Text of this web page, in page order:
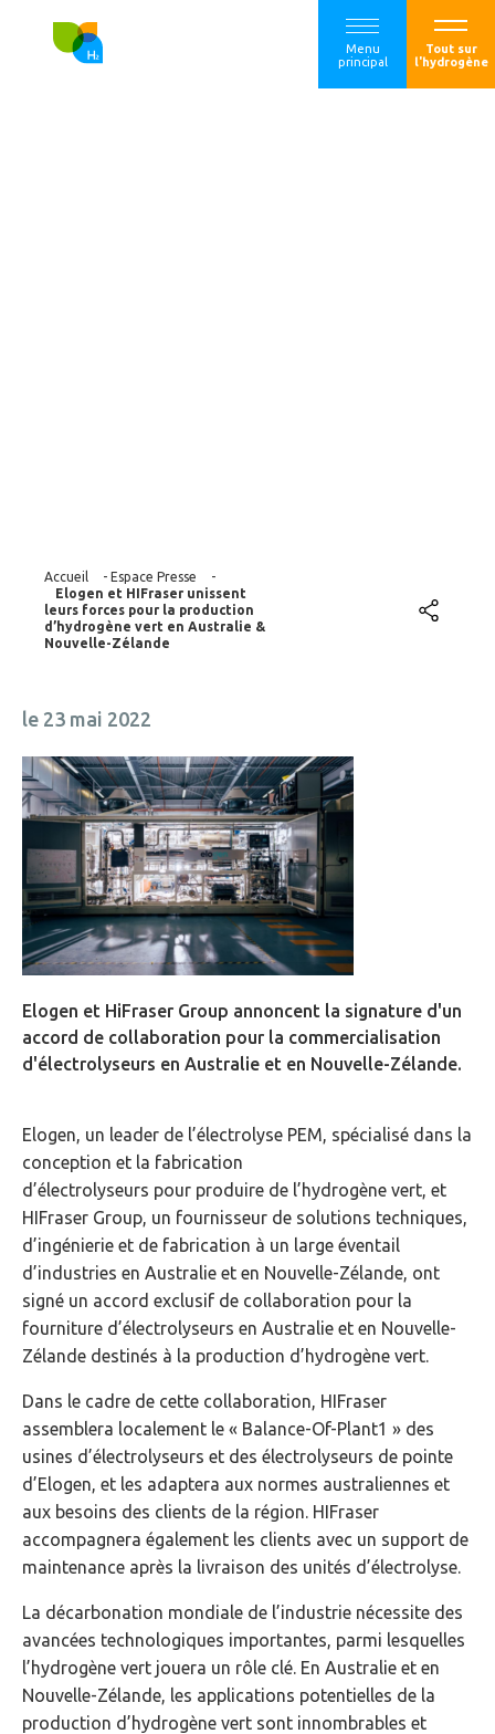
Menu
principal
Tout sur
l'hydrogène
Accueil - Espace Presse
-
Elogen et HIFraser unissent
leurs forces pour la production
d’hydrogène vert en Australie &
Nouvelle-Zélande
le 23 mai 2022
Elogen et HiFraser Group annoncent la signature d'un
accord de collaboration pour la commercialisation
d'électrolyseurs en Australie et en Nouvelle-Zélande.
Elogen, un leader de l’électrolyse PEM, spécialisé dans la
conception et la fabrication
d’électrolyseurs pour produire de l’hydrogène vert, et
HIFraser Group, un fournisseur de solutions techniques,
d’ingénierie et de fabrication à un large éventail
d’industries en Australie et en Nouvelle-Zélande, ont
signé un accord exclusif de collaboration pour la
fourniture d’électrolyseurs en Australie et en Nouvelle-
Zélande destinés à la production d’hydrogène vert.
Dans le cadre de cette collaboration, HIFraser
assemblera localement le « Balance-Of-Plant1 » des
usines d’électrolyseurs et des électrolyseurs de pointe
d’Elogen, et les adaptera aux normes australiennes et
aux besoins des clients de la région. HIFraser
accompagnera également les clients avec un support de
maintenance après la livraison des unités d’électrolyse.
La décarbonation mondiale de l’industrie nécessite des
avancées technologiques importantes, parmi lesquelles
l’hydrogène vert jouera un rôle clé. En Australie et en
Nouvelle-Zélande, les applications potentielles de la
production d’hydrogène vert sont innombrables et